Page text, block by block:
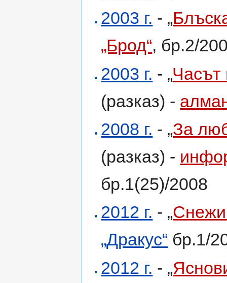
2003 г. - „
„Брод“, бр.2/
2003 г. - „Часът
(разказ) -
2008 г. - „За
(разказ) -
бр.1(25)/2008
2012 г. - „
„Дракус“ бр.1/
2012 г. - „